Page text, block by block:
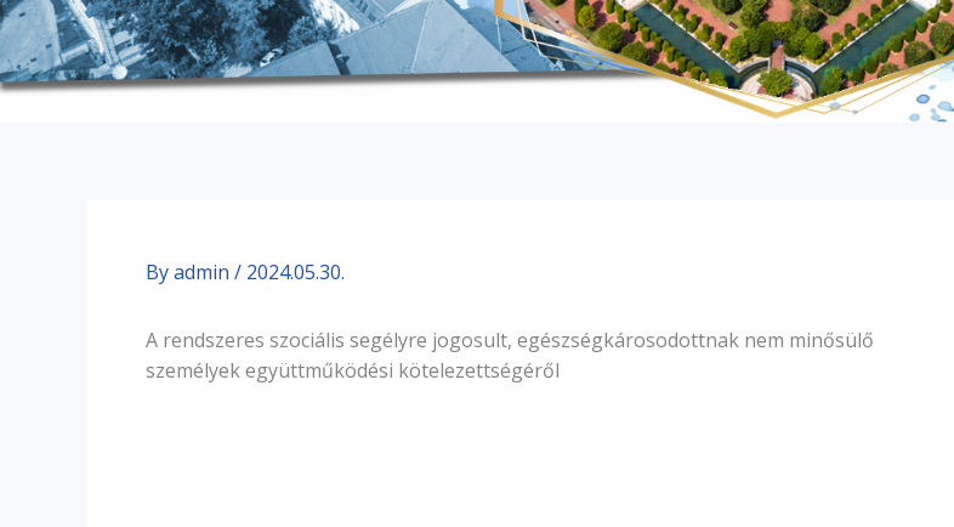
Byadmin / 2024.05.30.
A rendszeres szociális segélyre jogosult, egészségkárosodottnak nem minősülő
személyek együttműködési kötelezettségéről